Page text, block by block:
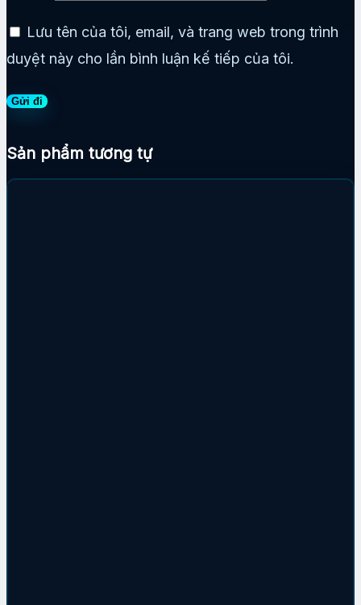
Lưu tên của tôi, email, và trang web trong trình
duyệt này cho lần bình luận kế tiếp của tôi.
Sản phẩm tương tự